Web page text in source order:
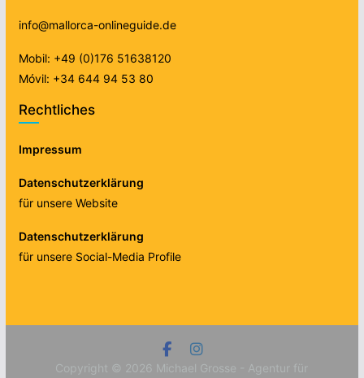
info@mallorca-onlineguide.de
Mobil: +49 (0)176 51638120
Móvil: +34 644 94 53 80
Rechtliches
Impressum
Datenschutzerklärung
für unsere Website
Datenschutzerklärung
für unsere Social-Media Profile
Copyright © 2026 Michael Grosse - Agentur für